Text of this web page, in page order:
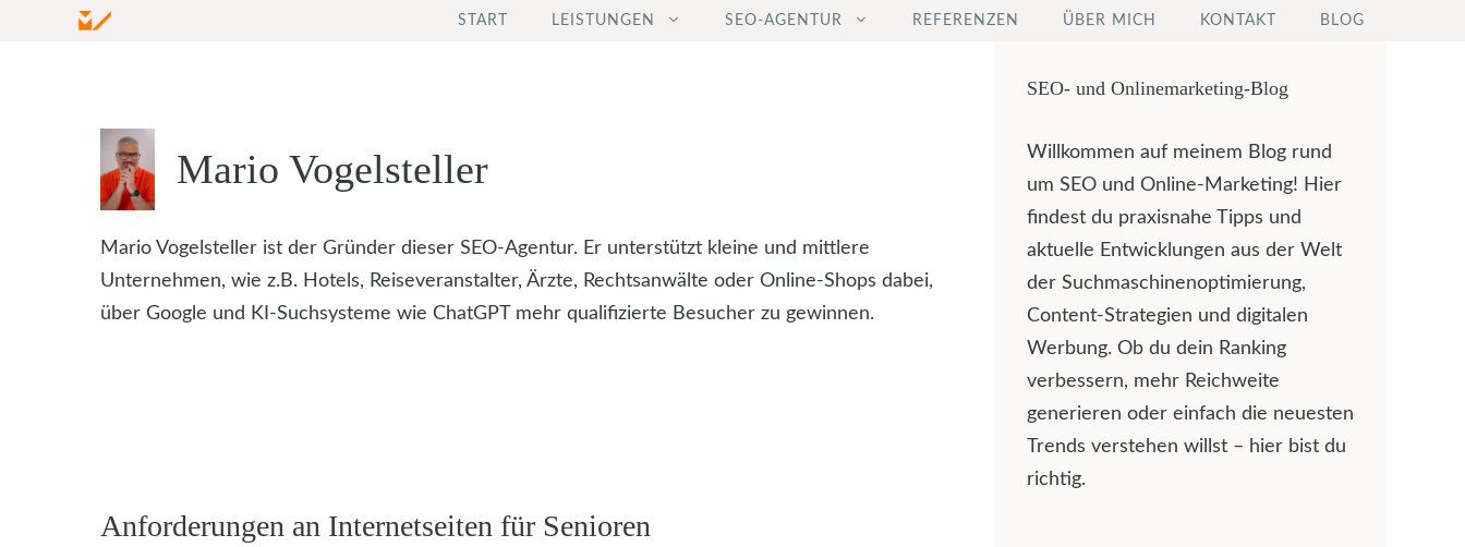
START LEISTUNGEN SEO-AGENTUR REFERENZEN ÜBER MICH KONTAKT BLOG
Mario Vogelsteller
Mario Vogelsteller ist der Gründer dieser SEO-Agentur. Er unterstützt kleine und mittlere
Unternehmen, wie z.B. Hotels, Reiseveranstalter, Ärzte, Rechtsanwälte oder Online-Shops dabei,
über Google und KI-Suchsysteme wie ChatGPT mehr qualifizierte Besucher zu gewinnen.
Anforderungen an Internetseiten für Senioren
SEO- und Onlinemarketing-Blog
Willkommen auf meinem Blog rund
um SEO und Online-Marketing! Hier
findest du praxisnahe Tipps und
aktuelle Entwicklungen aus der Welt
der Suchmaschinenoptimierung,
Content-Strategien und digitalen
Werbung. Ob du dein Ranking
verbessern, mehr Reichweite
generieren oder einfach die neuesten
Trends verstehen willst – hier bist du
richtig.